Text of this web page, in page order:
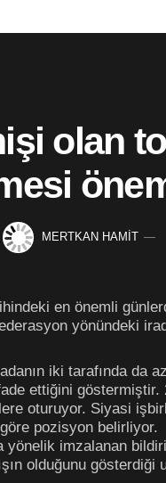
olan
MERTKAN HAMİT
en önemli
yönündeki
iki tarafında
ettiğini
oturuyor. Siyasi
pozisyon belirliyor.
imzalanan
olduğunu gösterdiği